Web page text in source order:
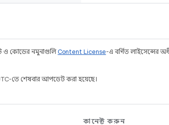
ও কোডের নমুনাগুলিContent License-এ বর্ণিত লাইসেন্সের
তে শেষবার আপডেট করা হয়েছে।
কানেক্ট করুন